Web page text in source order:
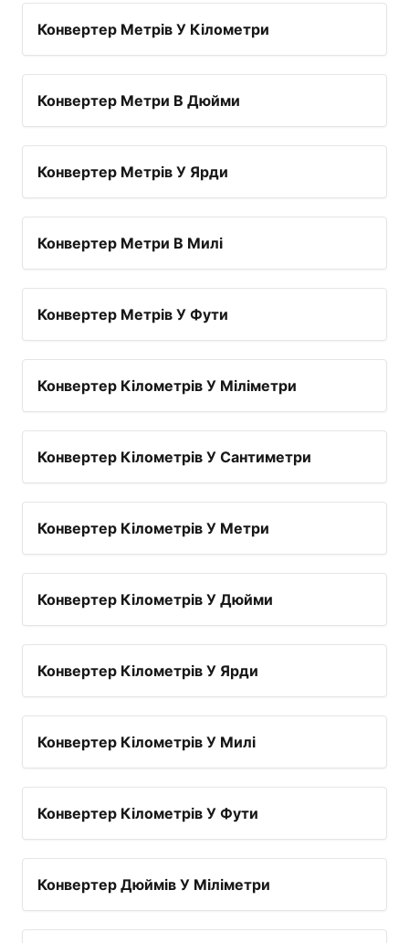
Конвертер Метрів У Кілометри
Конвертер Метри В Дюйми
Конвертер Метрів У Ярди
Конвертер Метри В Милі
Конвертер Метрів У Фути
Конвертер Кілометрів У Міліметри
Конвертер Кілометрів У Сантиметри
Конвертер Кілометрів У Метри
Конвертер Кілометрів У Дюйми
Конвертер Кілометрів У Ярди
Конвертер Кілометрів У Милі
Конвертер Кілометрів У Фути
Конвертер Дюймів У Міліметри